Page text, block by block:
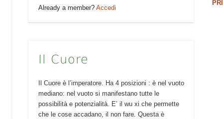
Already a member? Accedi
Il Cuore
Il Cuore è l’imperatore. Ha 4 posizioni : è nel vuoto
mediano: nel vuoto si manifestano tutte le
possibilità e potenzialità. E’ il wu xi che permette
che le cose accadano, il non fare. Questa è